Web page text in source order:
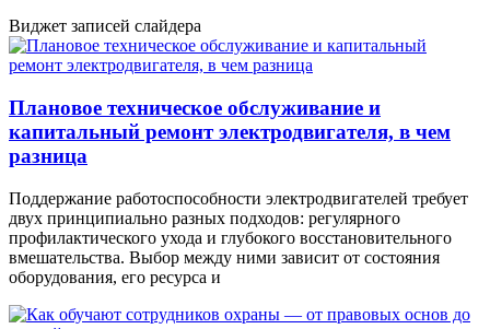
Виджет записей слайдера
Плановое техническое обслуживание и
капитальный ремонт электродвигателя, в чем
разница
Поддержание работоспособности электродвигателей требует
двух принципиально разных подходов: регулярного
профилактического ухода и глубокого восстановительного
вмешательства. Выбор между ними зависит от состояния
оборудования, его ресурса и